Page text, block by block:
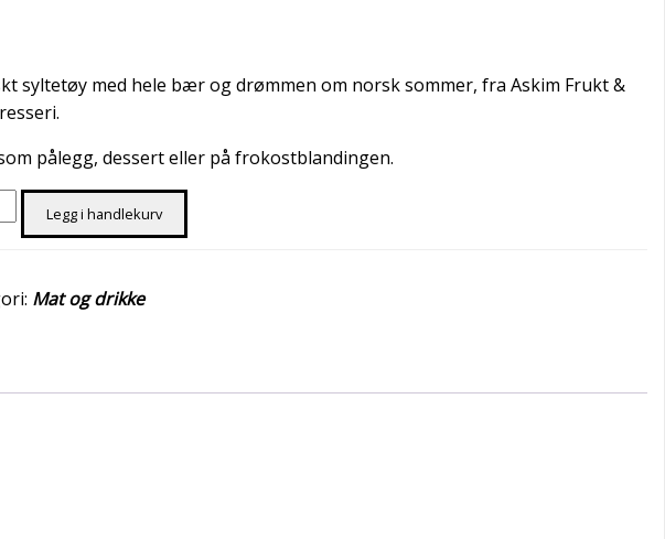
syltetøy med hele bær og drømmen om norsk sommer, fra Askim Frukt &
pålegg, dessert eller på frokostblandingen.
Legg i handlekurv
Mat og drikke